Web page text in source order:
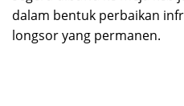
dalam bentuk perbaikan
longsor yang permanen.